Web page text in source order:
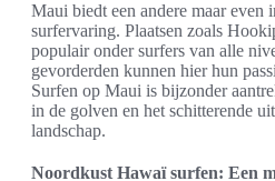
Maui biedt een andere maar even
surfervaring. Plaatsen zoals
populair onder surfers van alle
gevorderden kunnen hier hun
Surfen op Maui is bijzonder
in de golven en het schitterende
landschap.
Noordkust Hawaï surfen: Een